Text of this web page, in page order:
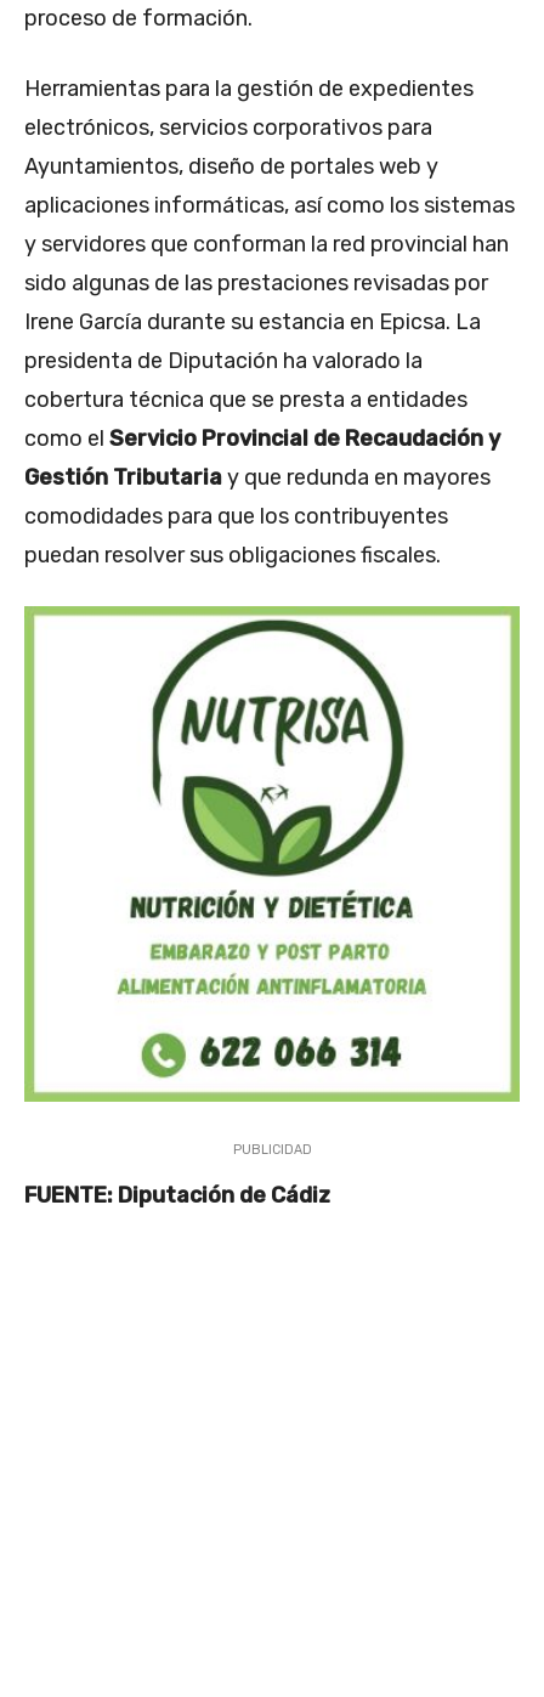
proceso de formación.
Herramientas para la gestión de expedientes
electrónicos, servicios corporativos para
Ayuntamientos, diseño de portales web y
aplicaciones informáticas, así como los sistemas
y servidores que conforman la red provincial han
sido algunas de las prestaciones revisadas por
Irene García durante su estancia en Epicsa. La
presidenta de Diputación ha valorado la
cobertura técnica que se presta a entidades
como el Servicio Provincial de Recaudación y
Gestión Tributariay que redunda en mayores
comodidades para que los contribuyentes
puedan resolver sus obligaciones fiscales.
PUBLICIDAD
FUENTE: Diputación de Cádiz